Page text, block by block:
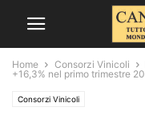
Home Consorzi Vinicoli
+16,3% nel primo trimestre
Consorzi Vinicoli